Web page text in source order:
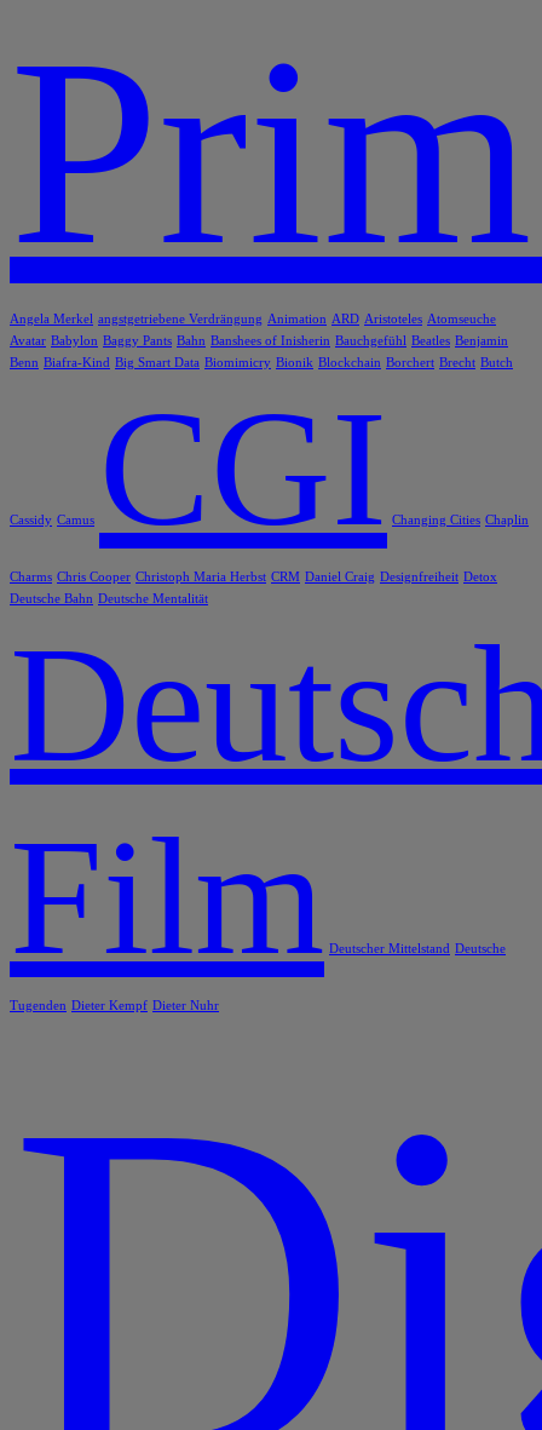
Angela Merkel angstgetriebene Verdrängung Animation ARD Aristoteles Atomseuche
Avatar Babylon Baggy Pants Bahn Banshees of Inisherin Bauchgefühl Beatles Benjamin
Benn Biafra-Kind Big Smart Data Biomimicry Bionik Blockchain Borchert Brecht Butch
Cassidy Camus CGI Changing Cities Chaplin
Charms Chris Cooper Christoph Maria Herbst CRM Daniel Craig Designfreiheit Detox
Deutsche Bahn Deutsche Mentalität
Film Deutscher Mittelstand Deutsche
Tugenden Dieter Kempf Dieter Nuhr